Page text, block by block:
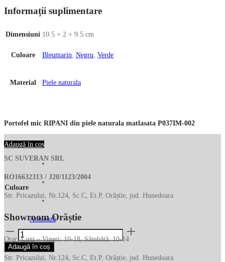
Informații suplimentare
Dimensiuni 10.5 × 2 × 9.5 cm
Culoare Bleumarin Negru Verde
Material Piele naturala
Portofel mic RIPANI din piele naturala matlasata P037IM-002
Adaugă în coș
Culoare
Anulează
Cantitate
Portofel
mic
Adaugă în coș
SC SUVERAN SRL
RO16632313 / J20/1123/2004
Str. Pricazului, Nr.124, Sc.C, Et.P, Orăștie, jud. Hunedoara
Showroom Orăștie
Orar: Luni – Vineri: 10-18, Sâmbătă: 10-14
Str. Pricazului, Nr.124, Sc.C, Et.P, Orăștie, jud. Hunedoara